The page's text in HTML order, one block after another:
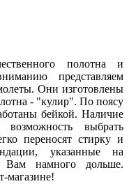
полотна и
представляем
Они изготовлены
- "кулир". По поясу
бейкой. Наличие
возможность выбрать
переносят стирку и
указанные на
Вам намного дольше.
магазине!